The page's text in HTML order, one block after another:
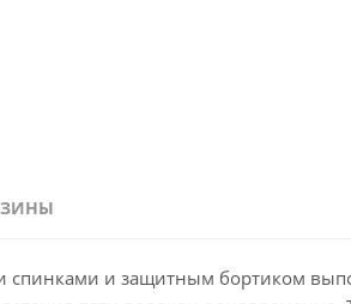
спинками и защитным бортиком